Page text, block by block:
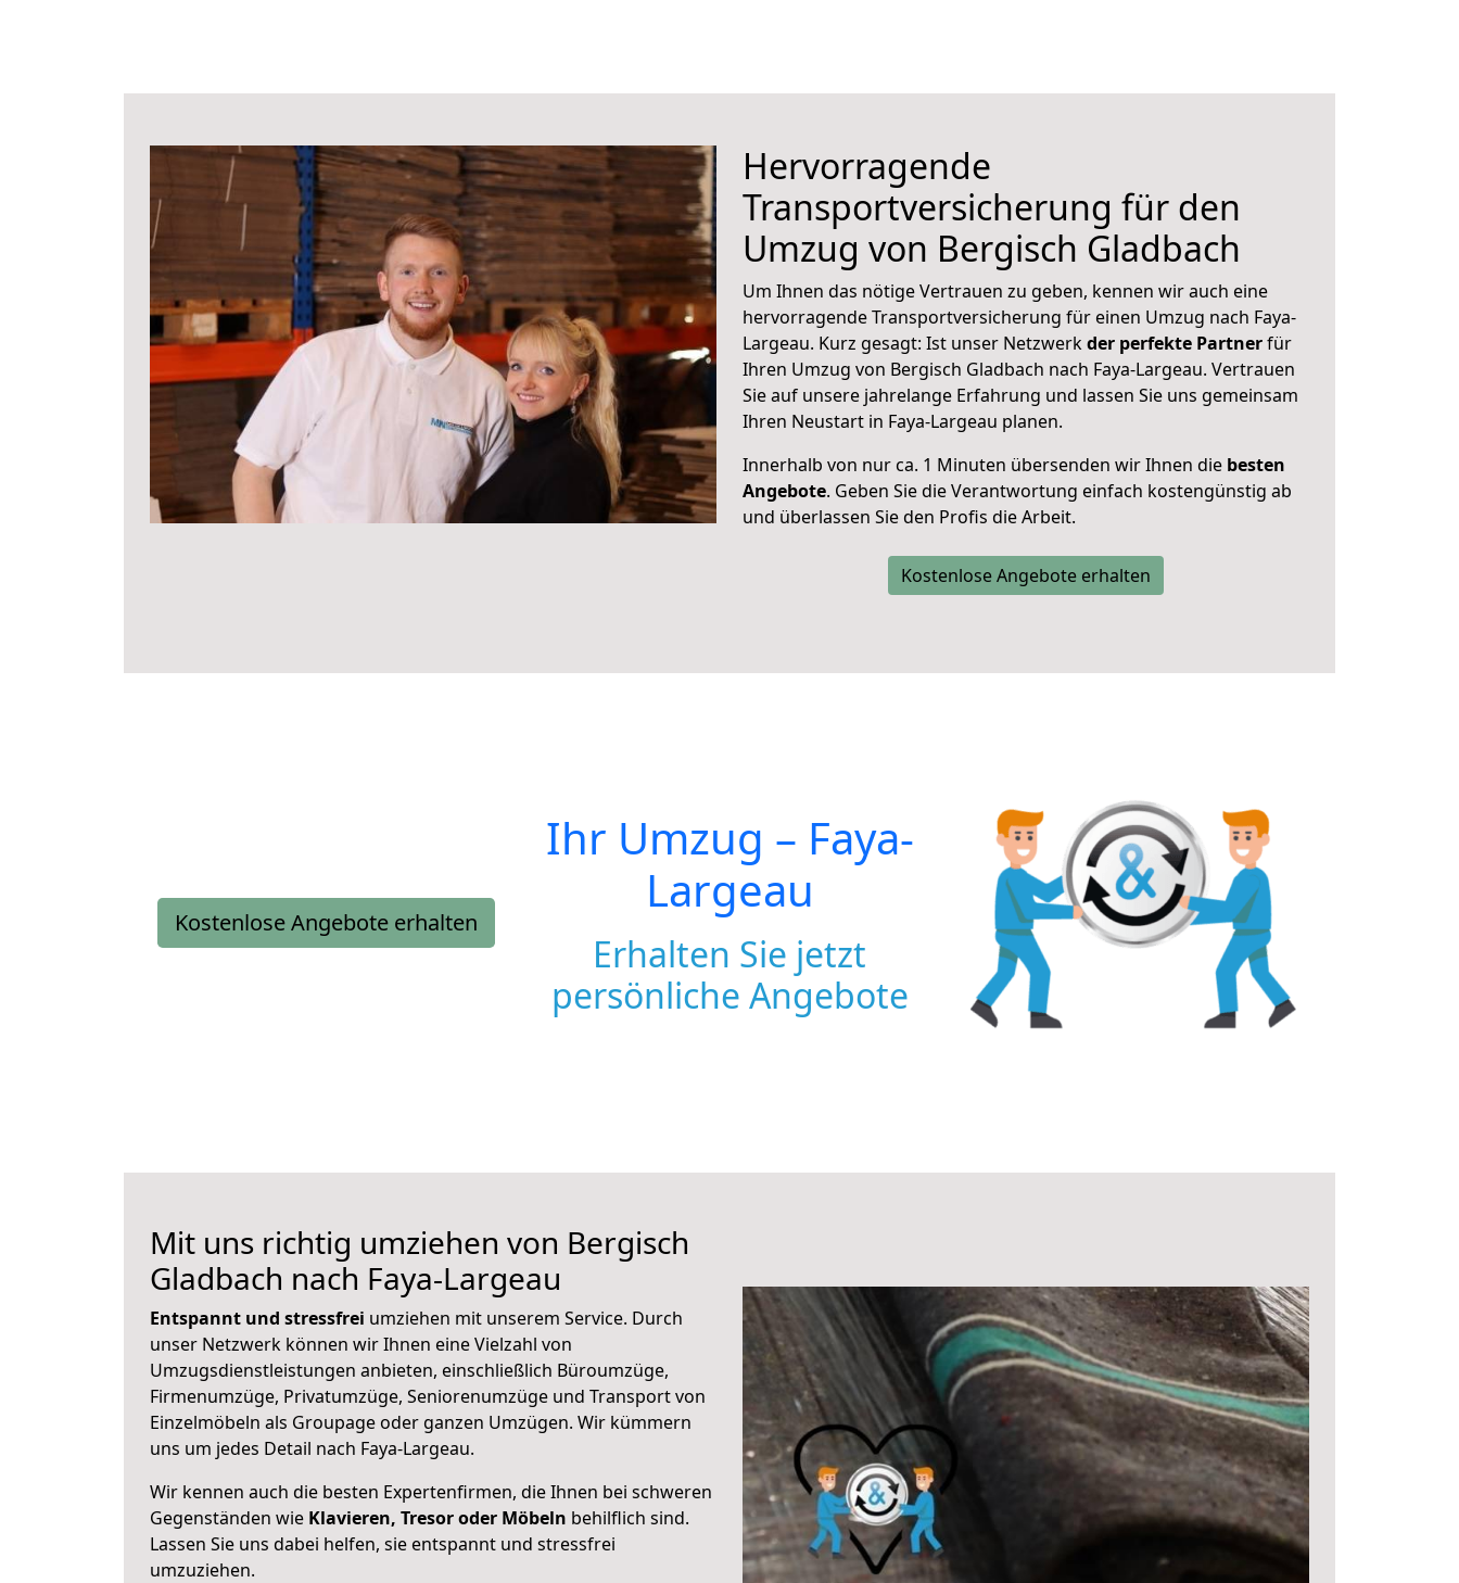
Hervorragende
Transportversicherung für den
Umzug von Bergisch Gladbach
Um Ihnen das nötige Vertrauen zu geben, kennen wir auch eine
hervorragende Transportversicherung für einen Umzug nach Faya-
Largeau. Kurz gesagt: Ist unser Netzwerkder perfekte Partnerfür
Ihren Umzug von Bergisch Gladbach nach Faya-Largeau. Vertrauen
Sie auf unsere jahrelange Erfahrung und lassen Sie uns gemeinsam
Ihren Neustart in Faya-Largeau planen.
Innerhalb von nur ca. 1 Minuten übersenden wir Ihnen die besten
Angebote. Geben Sie die Verantwortung einfach kostengünstig ab
und überlassen Sie den Profis die Arbeit.
Kostenlose Angebote erhalten
Kostenlose Angebote erhalten
Ihr Umzug – Faya-
Largeau
Erhalten Sie jetzt
persönliche Angebote
Mit uns richtig umziehen von Bergisch
Gladbach nach Faya-Largeau
Entspannt und stressfrei umziehen mit unserem Service. Durch
unser Netzwerk können wir Ihnen eine Vielzahl von
Umzugsdienstleistungen anbieten, einschließlich Büroumzüge,
Firmenumzüge, Privatumzüge, Seniorenumzüge und Transport von
Einzelmöbeln als Groupage oder ganzen Umzügen. Wir kümmern
uns um jedes Detail nach Faya-Largeau.
Wir kennen auch die besten Expertenfirmen, die Ihnen bei schweren
Gegenständen wie Klavieren, Tresor oder Möbeln behilflich sind.
Lassen Sie uns dabei helfen, sie entspannt und stressfrei
umzuziehen.